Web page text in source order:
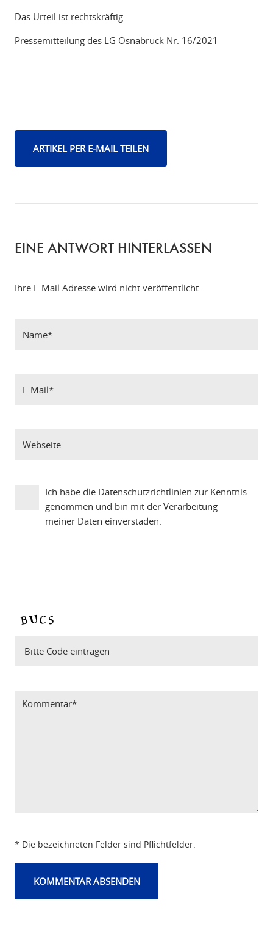
Das Urteil ist rechtskräftig.
Pressemitteilung des LG Osnabrück Nr. 16/2021
ARTIKEL PER E-MAIL TEILEN
EINE ANTWORT HINTERLASSEN
Ihre E-Mail Adresse wird nicht veröffentlicht.
Ich habe die Datenschutzrichtlinien zur Kenntnis
genommen und bin mit der Verarbeitung
meiner Daten einverstaden.
* Die bezeichneten Felder sind Pflichtfelder.